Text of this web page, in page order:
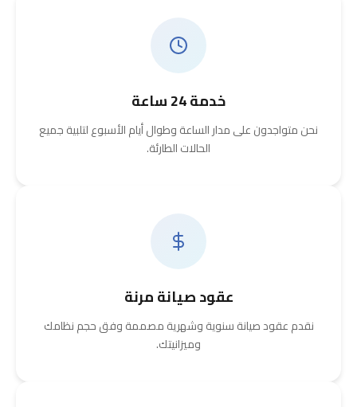
خدمة 24 ساعة
نحن متواجدون على مدار الساعة وطوال أيام الأسبوع لتلبية جميع
الحالات الطارئة.
عقود صيانة مرنة
نقدم عقود صيانة سنوية وشهرية مصممة وفق حجم نظامك
وميزانيتك.